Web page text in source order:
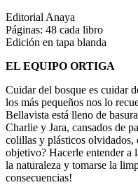
Editorial Anaya
Páginas: 48 cada libro
Edición en tapa blanda
EL EQUIPO ORTIGA
Cuidar del bosque es cuidar
los más pequeños nos lo
Bellavista está lleno de
Charlie y Jara, cansados de
colillas y plásticos
objetivo? Hacerle entender a
la naturaleza y tomarse la
consecuencias!